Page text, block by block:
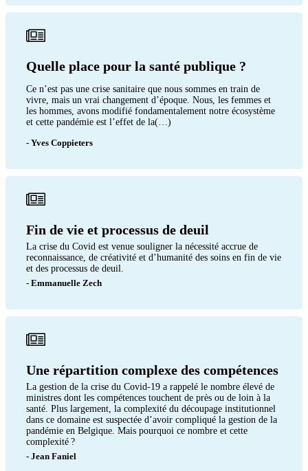
Quelle place pour la santé publique ?
Ce n’est pas une crise sanitaire que nous sommes en train de
vivre, mais un vrai changement d’époque. Nous, les femmes et
les hommes, avons modifié fondamentalement notre écosystème
et cette pandémie est l’effet de la(…)
- Yves Coppieters
Fin de vie et processus de deuil
La crise du Covid est venue souligner la nécessité accrue de
reconnaissance, de créativité et d’humanité des soins en fin de vie
et des processus de deuil.
- Emmanuelle Zech
Une répartition complexe des compétences
La gestion de la crise du Covid-19 a rappelé le nombre élevé de
ministres dont les compétences touchent de près ou de loin à la
santé. Plus largement, la complexité du découpage institutionnel
dans ce domaine est suspectée d’avoir compliqué la gestion de la
pandémie en Belgique. Mais pourquoi ce nombre et cette
complexité ?
- Jean Faniel